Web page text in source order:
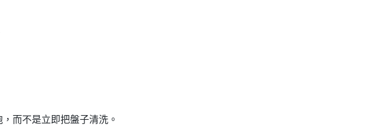
而不是立即把盤子清洗。